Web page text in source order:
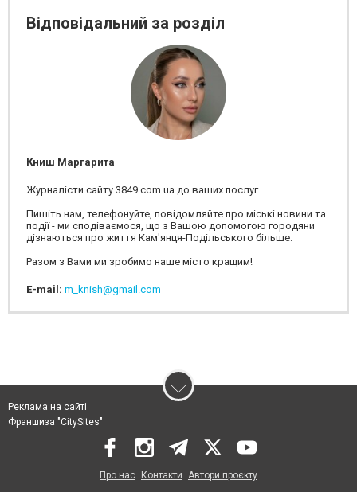
Відповідальний за розділ
Книш Маргарита
Журналісти сайту 3849.com.ua до ваших послуг.
Пишіть нам, телефонуйте, повідомляйте про міські новини та
події - ми сподіваємося, що з Вашою допомогою городяни
дізнаються про життя Кам'янця-Подільського більше.
Разом з Вами ми зробимо наше місто кращим!
E-mail: m_knish@gmail.com
Реклама на сайті
Франшиза "CitySites"
Про нас Контакти Автори проєкту